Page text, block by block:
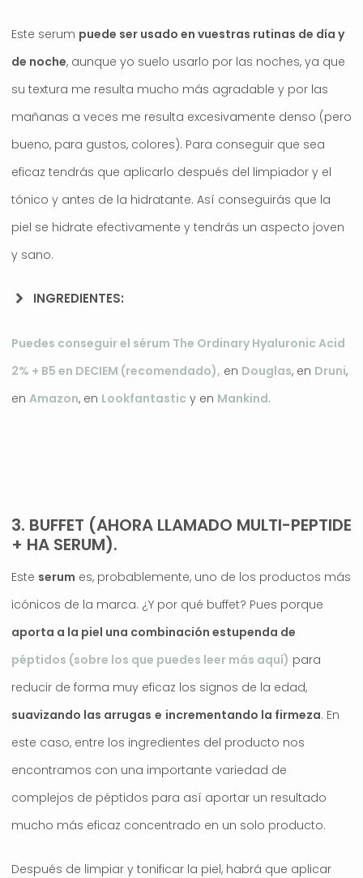
Este serum puede ser usado en vuestras rutinas de día y
de noche, aunque yo suelo usarlo por las noches, ya que
su textura me resulta mucho más agradable y por las
mañanas a veces me resulta excesivamente denso (pero
bueno, para gustos, colores). Para conseguir que sea
eficaz tendrás que aplicarlo después del limpiador y el
tónico y antes de la hidratante. Así conseguirás que la
piel se hidrate efectivamente y tendrás un aspecto joven
y sano.
INGREDIENTES:
Puedes conseguir el sérum The Ordinary Hyaluronic Acid
2% + B5 en DECIEM (recomendado), en Douglas, en Druni,
en Amazon, en Lookfantastic y en Mankind.
3. BUFFET (AHORA LLAMADO MULTI-PEPTIDE
+ HA SERUM).
Este serum es, probablemente, uno de los productos más
icónicos de la marca. ¿Y por qué buffet? Pues porque
aporta a la piel una combinación estupenda de
péptidos (sobre los que puedes leer más aquí) para
reducir de forma muy eficaz los signos de la edad,
suavizando las arrugas e incrementando la firmeza. En
este caso, entre los ingredientes del producto nos
encontramos con una importante variedad de
complejos de péptidos para así aportar un resultado
mucho más eficaz concentrado en un solo producto.
Después de limpiar y tonificar la piel, habrá que aplicar